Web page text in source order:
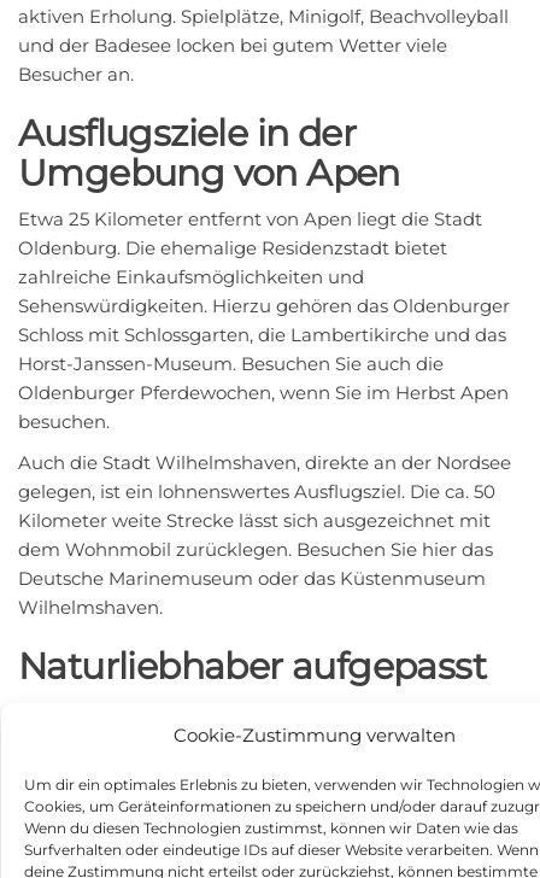
Cookie-Zustimmung verwalten
Um dir ein optimales Erlebnis zu bieten, verwenden wir Technologien
Cookies, um Geräteinformationen zu speichern und/oder darauf
Wenn du diesen Technologien zustimmst, können wir Daten wie das
Surfverhalten oder eindeutige IDs auf dieser Website verarbeiten.
deine Zustimmung nicht erteilst oder zurückziehst, können bestimmte
aktiven Erholung. Spielplätze, Minigolf, Beachvolleyball
und der Badesee locken bei gutem Wetter viele
Besucher an.
Ausflugsziele in der
Umgebung von Apen
Etwa 25 Kilometer entfernt von Apen liegt die Stadt
Oldenburg. Die ehemalige Residenzstadt bietet
zahlreiche Einkaufsmöglichkeiten und
Sehenswürdigkeiten. Hierzu gehören das Oldenburger
Schloss mit Schlossgarten, die Lambertikirche und das
Horst-Janssen-Museum. Besuchen Sie auch die
Oldenburger Pferdewochen, wenn Sie im Herbst Apen
besuchen.
Auch die Stadt Wilhelmshaven, direkte an der Nordsee
gelegen, ist ein lohnenswertes Ausflugsziel. Die ca. 50
Kilometer weite Strecke lässt sich ausgezeichnet mit
dem Wohnmobil zurücklegen. Besuchen Sie hier das
Deutsche Marinemuseum oder das Küstenmuseum
Wilhelmshaven.
Naturliebhaber aufgepasst
entfernte Naturpark Wildeshauser Geest eine Vielzahl
Geestlandschaft mit ihrer vielfältigen Flora und Fauna
erkunden.
Eine Besonderheit in der Region sind die sogenannten